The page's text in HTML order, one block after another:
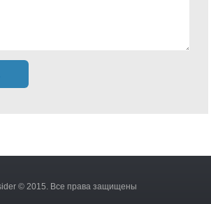
© 2015. Все права защищены